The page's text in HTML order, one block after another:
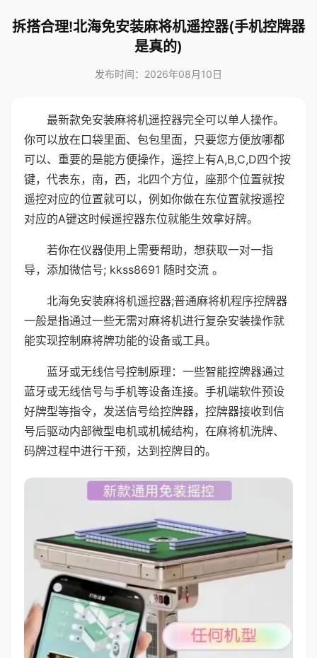
拆搭合理!北海免安装麻将机遥控器(手机控牌器
是真的)
发布时间：2026年08月10日
最新款免安装麻将机遥控器完全可以单人操作。
你可以放在口袋里面、包包里面，只要您方便放哪都
可以、重要的是能方便操作，遥控上有A,B,C,D四个按
键，代表东，南，西，北四个方位，座那个位置就按
遥控对应的位置就可以，例如你做在东位置就按遥控
对应的A键这时候遥控器东位就能生效拿好牌。
若你在仪器使用上需要帮助，想获取一对一指
导，添加微信号; kkss8691 随时交流 。
北海免安装麻将机遥控器;普通麻将机程序控牌器
一般是指通过一些无需对麻将机进行复杂安装操作就
能实现控制麻将牌功能的设备或工具。
蓝牙或无线信号控制原理：一些智能控牌器通过
蓝牙或无线信号与手机等设备连接。手机端软件预设
好牌型等指令，发送信号给控牌器，控牌器接收到信
号后驱动内部微型电机或机械结构，在麻将机洗牌、
码牌过程中进行干预，达到控牌目的。